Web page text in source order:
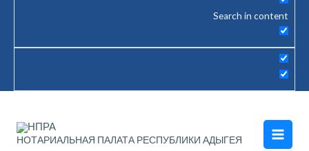
Search in content
НОТАРИАЛЬНАЯ ПАЛАТА РЕСПУБЛИКИ АДЫГЕЯ
Menu